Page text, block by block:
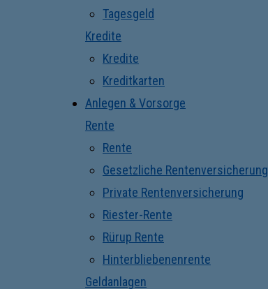
Tagesgeld
Kredite
Kredite
Kreditkarten
Anlegen & Vorsorge
Rente
Rente
Gesetzliche Rentenversicherung
Private Rentenversicherung
Riester-Rente
Rürup Rente
Hinterbliebenenrente
Geldanlagen